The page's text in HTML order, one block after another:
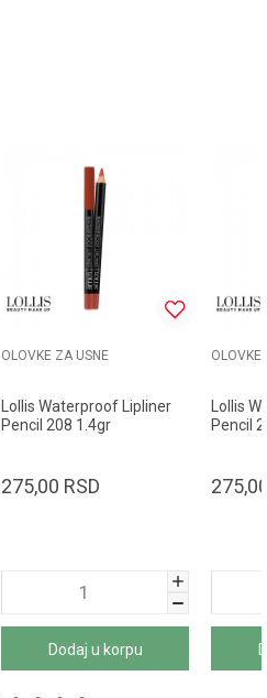
OLOVKE ZA USNE
Lollis Waterproof Lipliner
Pencil 208 1.4gr
275,00 RSD
Dodaj u korpu
OLOVKE
Lollis
Pencil